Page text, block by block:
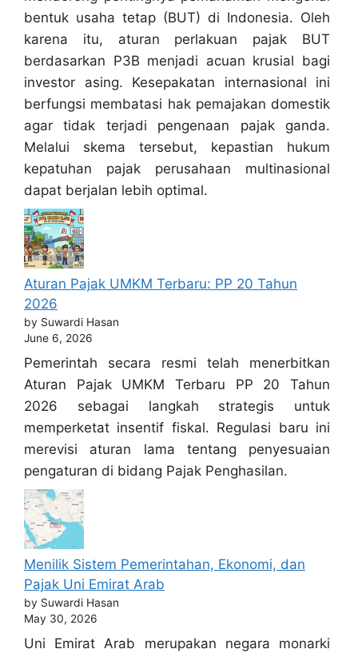
bentuk usaha tetap (BUT) di Indonesia. Oleh
karena itu, aturan perlakuan pajak BUT
berdasarkan P3B menjadi acuan krusial bagi
investor asing. Kesepakatan internasional ini
berfungsi membatasi hak pemajakan domestik
agar tidak terjadi pengenaan pajak ganda.
Melalui skema tersebut, kepastian hukum
kepatuhan pajak perusahaan multinasional
dapat berjalan lebih optimal.
Aturan Pajak UMKM Terbaru: PP 20 Tahun
2026
by Suwardi Hasan
June 6, 2026
Pemerintah secara resmi telah menerbitkan
Aturan Pajak UMKM Terbaru PP 20 Tahun
2026 sebagai langkah strategis untuk
memperketat insentif fiskal. Regulasi baru ini
merevisi aturan lama tentang penyesuaian
pengaturan di bidang Pajak Penghasilan.
Menilik Sistem Pemerintahan, Ekonomi, dan
Pajak Uni Emirat Arab
by Suwardi Hasan
May 30, 2026
Uni Emirat Arab merupakan negara monarki